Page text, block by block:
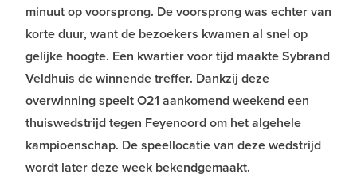
minuut op voorsprong. De voorsprong was echter van
korte duur, want de bezoekers kwamen al snel op
gelijke hoogte. Een kwartier voor tijd maakte Sybrand
Veldhuis de winnende treffer. Dankzij deze
overwinning speelt O21 aankomend weekend een
thuiswedstrijd tegen Feyenoord om het algehele
kampioenschap. De speellocatie van deze wedstrijd
wordt later deze week bekendgemaakt.